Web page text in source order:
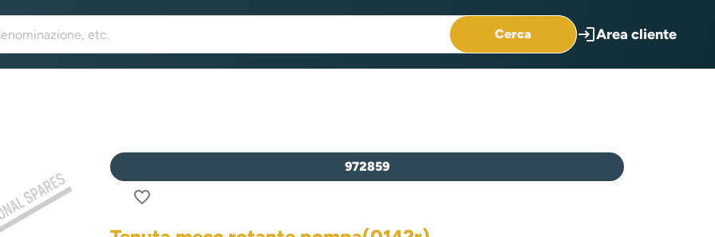
Cerca loginArea cliente
972859
favorite_border